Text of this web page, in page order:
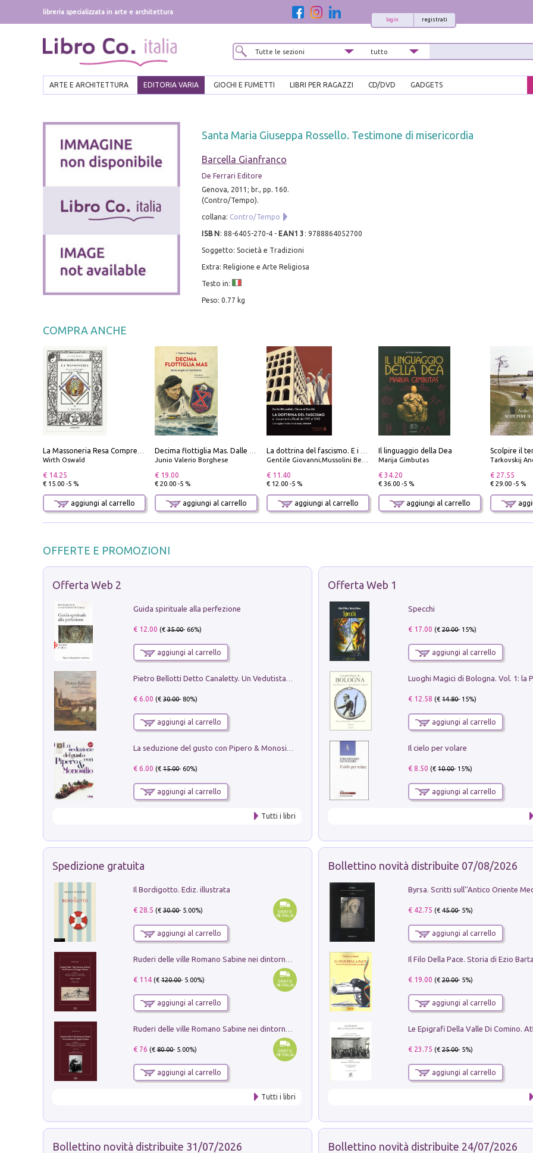
libreria specializzata in arte e architettura
registrati
login
ARTE E ARCHITETTURA EDITORIA VARIA GIOCHI E FUMETTI LIBRI PER RAGAZZI CD/DVD GADGETS
Santa Maria Giuseppa Rossello. Testimone di misericordia
Barcella Gianfranco
De Ferrari Editore
Genova, 2011; br., pp. 160.
(Contro/Tempo).
collana: Contro/Tempo
ISBN : 88-6405-270-4- EAN13 : 9788864052700
Soggetto: Società e Tradizioni
Extra: Religione e Arte Religiosa
Testo in:
Peso: 0.77 kg
COMPRA ANCHE
Wirth Oswald
€ 14.25
€ 15.00 -5 %
aggiungi al carrello
Junio Valerio Borghese
€ 19.00
€ 20.00 -5 %
aggiungi al carrello
Gentile Giovanni;Mussolini Benito
€ 11.40
€ 12.00 -5 %
aggiungi al carrello
Il linguaggio della Dea
Marija Gimbutas
€ 34.20
€ 36.00 -5 %
aggiungi al carrello
Tarkovskij
€ 27.55
€ 29.00 -5 %
OFFERTE E PROMOZIONI
Offerta Web 2
Guida spirituale alla perfezione
€ 12.00 (€35.00- 66%)
aggiungi al carrello
€ 6.00 (€30.00- 80%)
aggiungi al carrello
€ 6.00 (€15.00- 60%)
aggiungi al carrello
Tutti i libri
Offerta Web 1
Specchi
€ 17.00 (€20.00- 15%)
aggiungi al carrello
€ 12.58 (€14.80- 15%)
aggiungi al carrello
Il cielo per volare
€ 8.50 (€10.00- 15%)
aggiungi al carrello
Spedizione gratuita
Il Bordigotto. Ediz. illustrata
€ 28.5 (€30.00- 5.00%)
aggiungi al carrello
€ 114(€120.00- 5.00%)
aggiungi al carrello
€ 76 (€80.00- 5.00%)
aggiungi al carrello
Tutti i libri
Bollettino novità distribuite 07/08/2026
€ 42.75 (€45.00- 5%)
aggiungi al carrello
€ 19.00 (€20.00- 5%)
aggiungi al carrello
€ 23.75 (€25.00- 5%)
aggiungi al carrello
Bollettino novità distribuite 31/07/2026 Bollettino novità distribuite 24/07/2026